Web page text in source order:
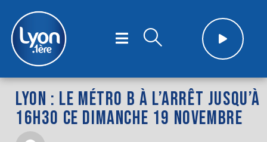
LYON : LE MÉTRO B À L’ARRÊT JUSQU’À
16H30 CE DIMANCHE 19 NOVEMBRE